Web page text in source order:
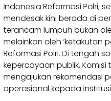
Indonesia Reformasi Polri,
mendesak kini berada di
terancam lumpuh bukan
melainkan oleh ‘ketakutan
Reformasi Polri. Di tengah
kepercayaan publik, Komisi
mengajukan rekomendasi
operasional kepada institusi